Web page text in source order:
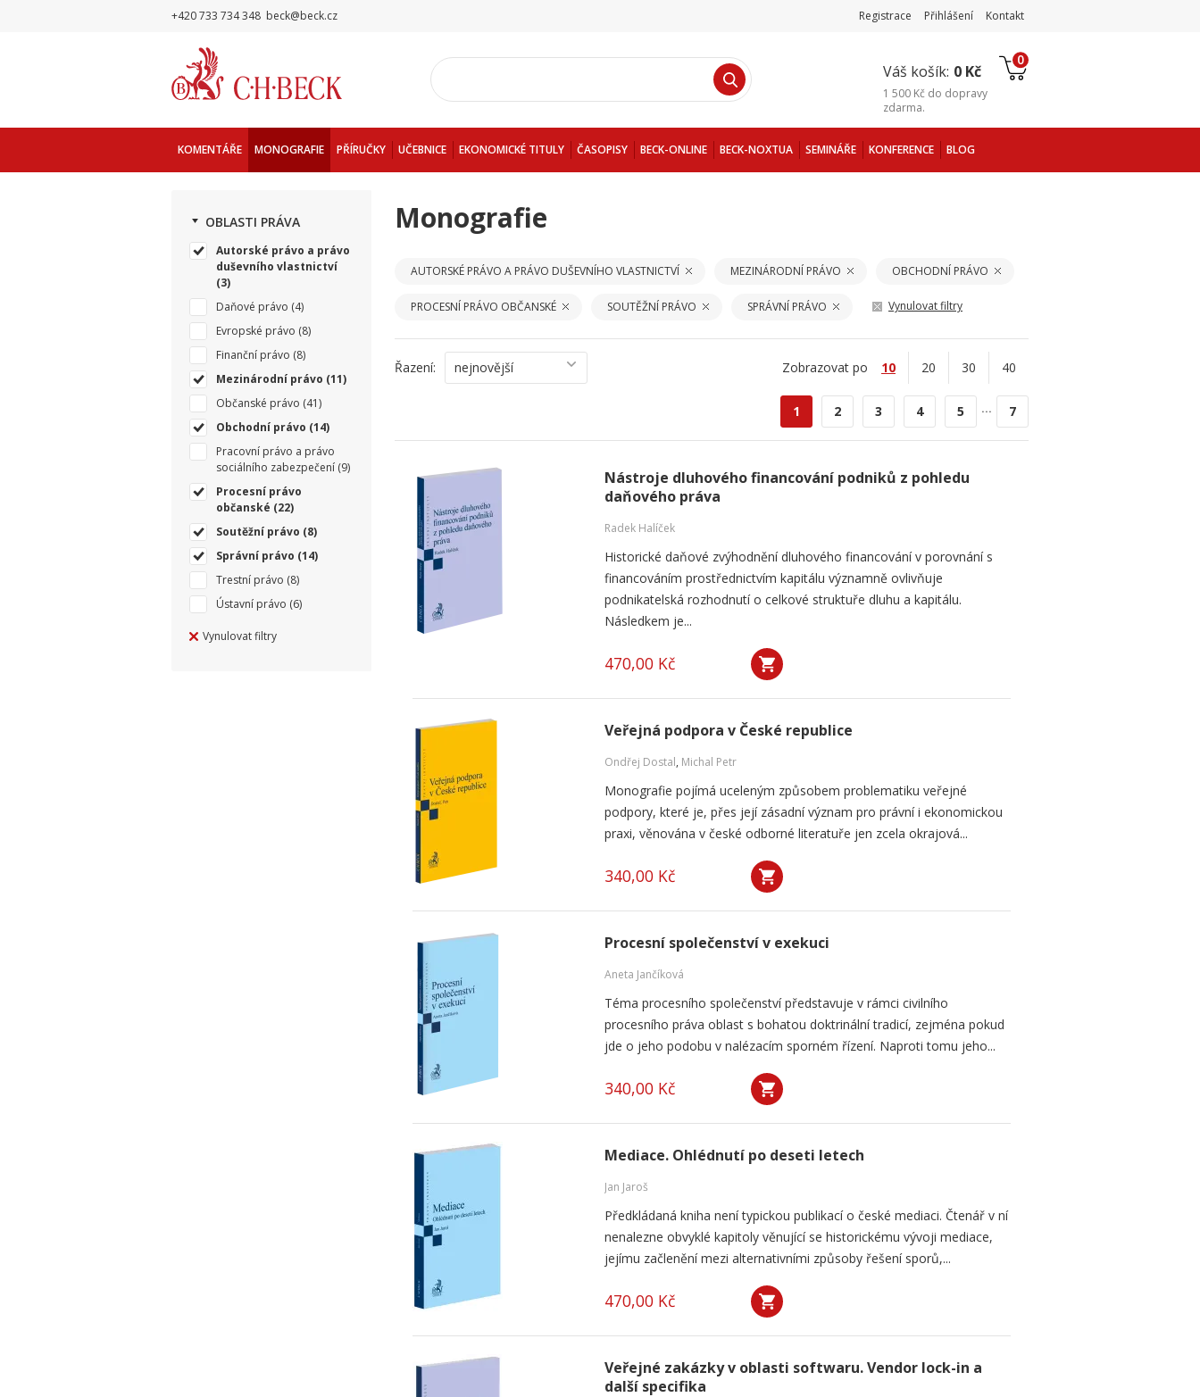
+420 733 734 348 beck@beck.cz Registrace Přihlášení Kontakt
Váš košík: 0 Kč
0
1 500 Kč do dopravy
zdarma.
KOMENTÁŘE MONOGRAFIE PŘÍRUČKY UČEBNICE EKONOMICKÉ TITULY ČASOPISY BECK-ONLINE BECK-NOXTUA SEMINÁŘE KONFERENCE BLOG
OBLASTI PRÁVA
Autorské právo a právo
duševního vlastnictví
(3)
Daňové právo (4)
Evropské právo (8)
Finanční právo (8)
Mezinárodní právo (11)
Občanské právo (41)
Obchodní právo (14)
Pracovní právo a právo
sociálního zabezpečení (9)
Procesní právo
občanské (22)
Soutěžní právo (8)
Správní právo (14)
Trestní právo (8)
Ústavní právo (6)
Vynulovat filtry
Monografie
AUTORSKÉ PRÁVO A PRÁVO DUŠEVNÍHO VLASTNICTVÍ MEZINÁRODNÍ PRÁVO OBCHODNÍ PRÁVO
PROCESNÍ PRÁVO OBČANSKÉ SOUTĚŽNÍ PRÁVO SPRÁVNÍ PRÁVO Vynulovat filtry
Řazení: nejnovější Zobrazovat po 10 20 30 40
1 2 3 4 5 ... 7
Nástroje dluhového financování podniků z pohledu
daňového práva
Radek Halíček
Historické daňové zvýhodnění dluhového financování v porovnání s
financováním prostřednictvím kapitálu významně ovlivňuje
podnikatelská rozhodnutí o celkové struktuře dluhu a kapitálu.
Následkem je...
470,00 Kč
Veřejná podpora v České republice
Ondřej Dostal, Michal Petr
Monografie pojímá uceleným způsobem problematiku veřejné
podpory, které je, přes její zásadní význam pro právní i ekonomickou
praxi, věnována v české odborné literatuře jen zcela okrajová...
340,00 Kč
Procesní společenství v exekuci
Aneta Jančíková
Téma procesního společenství představuje v rámci civilního
procesního práva oblast s bohatou doktrinální tradicí, zejména pokud
jde o jeho podobu v nalézacím sporném řízení. Naproti tomu jeho...
340,00 Kč
Mediace. Ohlédnutí po deseti letech
Jan Jaroš
Předkládaná kniha není typickou publikací o české mediaci. Čtenář v ní
nenalezne obvyklé kapitoly věnující se historickému vývoji mediace,
jejímu začlenění mezi alternativními způsoby řešení sporů,...
470,00 Kč
Veřejné zakázky v oblasti softwaru. Vendor lock-in a
další specifika